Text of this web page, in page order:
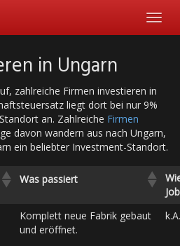
in Ungarn
zahlreiche Firmen investieren in
liegt dort bei nur 9%
an. Zahlreiche Firmen
davon wandern aus nach Ungarn,
ein beliebter Investment-Standort.
Was passiert
Komplett neue Fabrik gebaut
und eröffnet.
k.A.